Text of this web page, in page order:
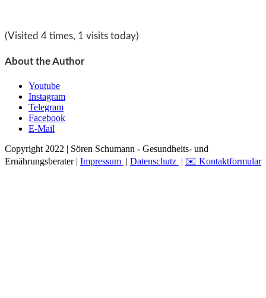
(Visited 4 times, 1 visits today)
About the Author
Youtube
Instagram
Telegram
Facebook
E-Mail
Copyright 2022 | Sören Schumann - Gesundheits- und
Ernährungsberater | Impressum | Datenschutz | ✉️ Kontaktformular